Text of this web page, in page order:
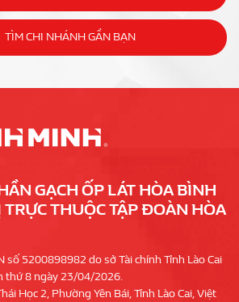
TÌM CHI NHÁNH GẦN BẠN
GẠCH ỐP LÁT HÒA BÌNH
THUỘC TẬP ĐOÀN HÒA
số 5200898982 do sở Tài chính Tỉnh Lào Cai
thứ 8 ngày 23/04/2026.
Học 2, Phường Yên Bái, Tỉnh Lào Cai, Việt